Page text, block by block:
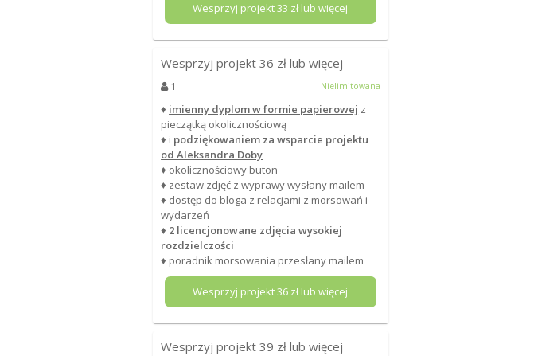
Wesprzyj projekt33 zł lub więcej
Wesprzyj projekt36 zł lub więcej
1 Nielimitowana
♦ imienny dyplom w formie papierowej z
pieczątką okolicznościową
♦ i podziękowaniem za wsparcie projektu
od Aleksandra Doby
♦ okolicznościowy buton
♦ zestaw zdjęć z wyprawy wysłany mailem
♦ dostęp do bloga z relacjami z morsowań i
wydarzeń
♦ 2 licencjonowane zdjęcia wysokiej
rozdzielczości
♦ poradnik morsowania przesłany mailem
Wesprzyj projekt36 zł lub więcej
Wesprzyj projekt39 zł lub więcej